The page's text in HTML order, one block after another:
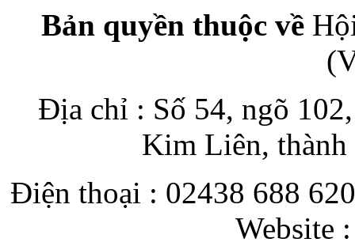
Bản quyền thuộc về
Địa chỉ : Số 54, ngõ
Kim Liên,
Điện thoại : 02438 688
Website